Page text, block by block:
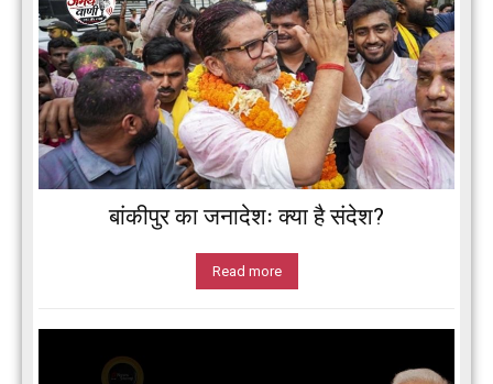
बांकीपुर का जनादेशः क्या है संदेश?
Read more